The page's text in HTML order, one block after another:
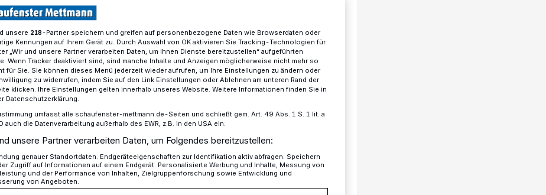
Dinkelmann empfängt polnische Schüler im Rathaus
Dinkelmann
Schüler im
unsere 218-Partner speichern und greifen auf personenbezogene Daten wie Browserdaten oder
Kennungen auf Ihrem Gerät zu. Durch Auswahl von OK aktivieren Sie Tracking-Technologien für
„Wir und unsere Partner verarbeiten Daten, um Ihnen Dienste bereitzustellen“ aufgeführten
Wenn Tracker deaktiviert sind, sind manche Inhalte und Anzeigen möglicherweise nicht mehr so
für Sie. Sie können dieses Menü jederzeit wieder aufrufen, um Ihre Einstellungen zu ändern oder
zu widerrufen, indem Sie auf den Link Einstellungen oder Ablehnen am unteren Rand der
klicken. Ihre Einstellungen gelten innerhalb unseres Website. Weitere Informationen finden Sie in
Datenschutzerklärung.
umfasst alle schaufenster-mettmann.de-Seiten und schließt gem. Art. 49 Abs. 1 S. 1 lit. a
auch die Datenverarbeitung außerhalb des EWR, z.B. in den USA ein.
unsere Partner verarbeiten Daten, um Folgendes bereitzustellen:
genauer Standortdaten. Endgeräteeigenschaften zur Identifikation aktiv abfragen. Speichern
Zugriff auf Informationen auf einem Endgerät. Personalisierte Werbung und Inhalte, Messung von
und der Performance von Inhalten, Zielgruppenforschung sowie Entwicklung und
von Angeboten.